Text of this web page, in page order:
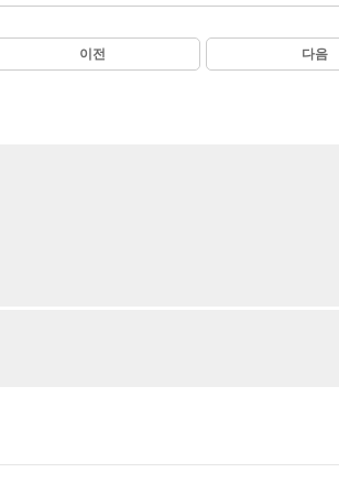
이전 다음